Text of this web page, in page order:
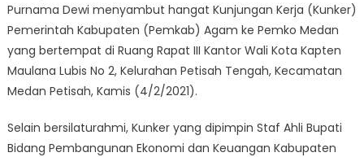
Purnama Dewi menyambut hangat Kunjungan Kerja (Kunker)
Pemerintah Kabupaten (Pemkab) Agam ke Pemko Medan
yang bertempat di Ruang Rapat III Kantor Wali Kota Kapten
Maulana Lubis No 2, Kelurahan Petisah Tengah, Kecamatan
Medan Petisah, Kamis (4/2/2021).
Selain bersilaturahmi, Kunker yang dipimpin Staf Ahli Bupati
Bidang Pembangunan Ekonomi dan Keuangan Kabupaten